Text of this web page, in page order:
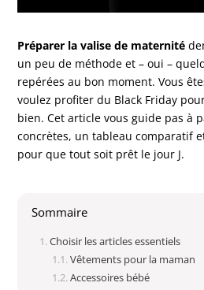
Préparer la valise de maternité
un peu de méthode et – oui –
repérées au bon moment. Vous
voulez profiter du Black Friday
bien. Cet article vous guide pas à
concrètes, un tableau comparatif
pour que tout soit prêt le jour J.
Sommaire
Choisir les articles essentiels
Vêtements pour la maman
Accessoires bébé